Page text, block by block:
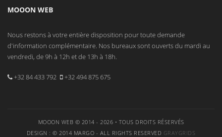
MOOON WEB
Nous restons à votre entière disposition pour toute demande
d'information complémentaire. Nos bureaux sont ouverts du mardi au
vendredi, de 9h à 12h et de 13h à 18h.
+32 84 433 792 +32 494 875 675
MOOON WEB © 2014 - 2026 • TOUS DROITS RÉSERVÉS
DESIGN : © 2014 MARGO - ALL RIGHTS RESERVED GRAYGRIDS